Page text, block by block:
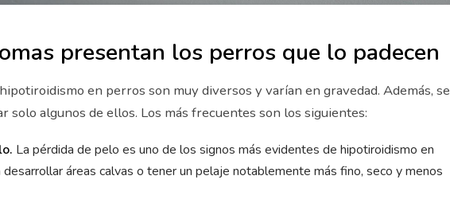
presentan los perros que lo padecen
en perros son muy diversos y varían en gravedad. Además, se
solo algunos de ellos. Los más frecuentes son los siguientes:
La pérdida de pelo es uno de los signos más evidentes de hipotiroidismo en
áreas calvas o tener un pelaje notablemente más fino, seco y menos